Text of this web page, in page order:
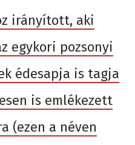
irányított, aki
egykori pozsonyi
édesapja is tagja
is emlékezett
(ezen a néven